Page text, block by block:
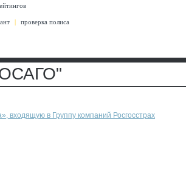
| проверка полиса
в Группу компаний Росгосстрах